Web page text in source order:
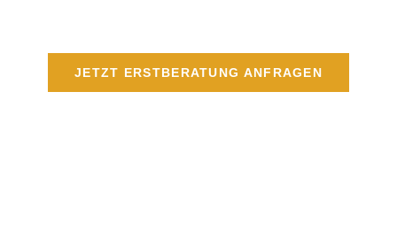
JETZT ERSTBERATUNG ANFRAGEN